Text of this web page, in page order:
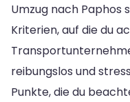
Umzug nach Paphos
Kriterien, auf die du
reibungslos und
Punkte, die du